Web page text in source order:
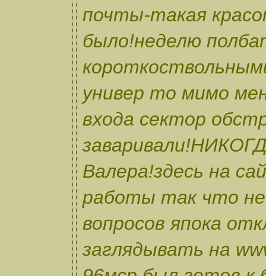
почты-такая
было!неделю
универ то мимо
входа сектор
Валера!здесь на
работы так что
вопросов япока
заглядывать на